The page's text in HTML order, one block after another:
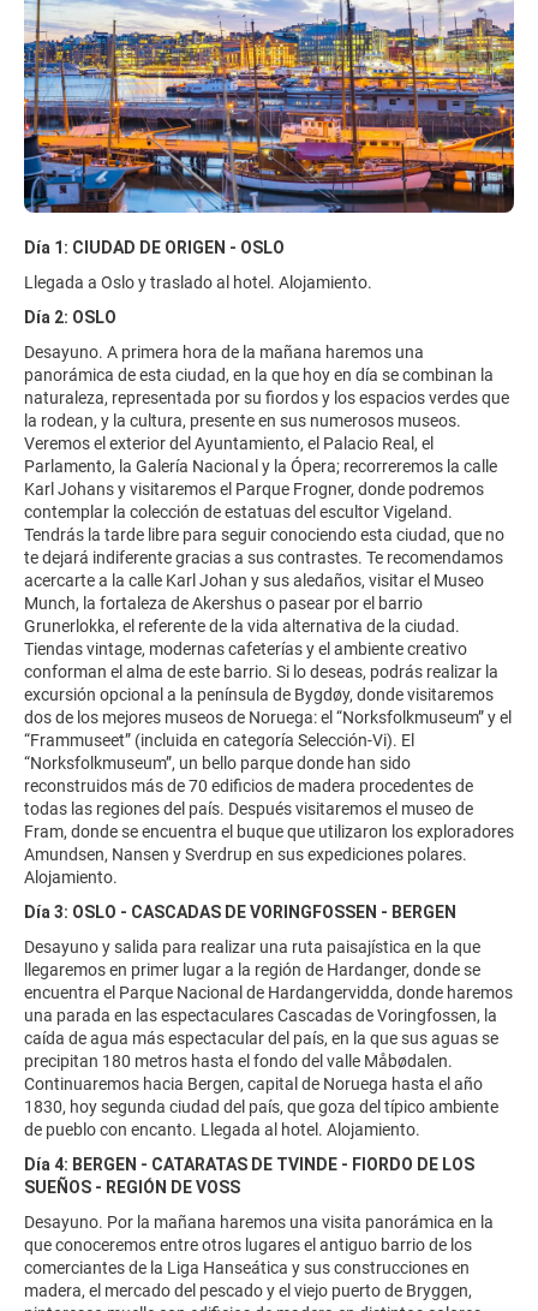
Día 1: CIUDAD DE ORIGEN - OSLO
Llegada a Oslo y traslado al hotel. Alojamiento.
Día 2: OSLO
Desayuno. A primera hora de la mañana haremos una
panorámica de esta ciudad, en la que hoy en día se combinan la
naturaleza, representada por su fiordos y los espacios verdes que
la rodean, y la cultura, presente en sus numerosos museos.
Veremos el exterior del Ayuntamiento, el Palacio Real, el
Parlamento, la Galería Nacional y la Ópera; recorreremos la calle
Karl Johans y visitaremos el Parque Frogner, donde podremos
contemplar la colección de estatuas del escultor Vigeland.
Tendrás la tarde libre para seguir conociendo esta ciudad, que no
te dejará indiferente gracias a sus contrastes. Te recomendamos
acercarte a la calle Karl Johan y sus aledaños, visitar el Museo
Munch, la fortaleza de Akershus o pasear por el barrio
Grunerlokka, el referente de la vida alternativa de la ciudad.
Tiendas vintage, modernas cafeterías y el ambiente creativo
conforman el alma de este barrio. Si lo deseas, podrás realizar la
excursión opcional a la península de Bygdøy, donde visitaremos
dos de los mejores museos de Noruega: el “Norksfolkmuseum” y el
“Frammuseet” (incluida en categoría Selección-Vi). El
“Norksfolkmuseum”, un bello parque donde han sido
reconstruidos más de 70 edificios de madera procedentes de
todas las regiones del país. Después visitaremos el museo de
Fram, donde se encuentra el buque que utilizaron los exploradores
Amundsen, Nansen y Sverdrup en sus expediciones polares.
Alojamiento.
Día 3: OSLO - CASCADAS DE VORINGFOSSEN - BERGEN
Desayuno y salida para realizar una ruta paisajística en la que
llegaremos en primer lugar a la región de Hardanger, donde se
encuentra el Parque Nacional de Hardangervidda, donde haremos
una parada en las espectaculares Cascadas de Voringfossen, la
caída de agua más espectacular del país, en la que sus aguas se
precipitan 180 metros hasta el fondo del valle Måbødalen.
Continuaremos hacia Bergen, capital de Noruega hasta el año
1830, hoy segunda ciudad del país, que goza del típico ambiente
de pueblo con encanto. Llegada al hotel. Alojamiento.
Día 4: BERGEN - CATARATAS DE TVINDE - FIORDO DE LOS
SUEÑOS - REGIÓN DE VOSS
Desayuno. Por la mañana haremos una visita panorámica en la
que conoceremos entre otros lugares el antiguo barrio de los
comerciantes de la Liga Hanseática y sus construcciones en
madera, el mercado del pescado y el viejo puerto de Bryggen,